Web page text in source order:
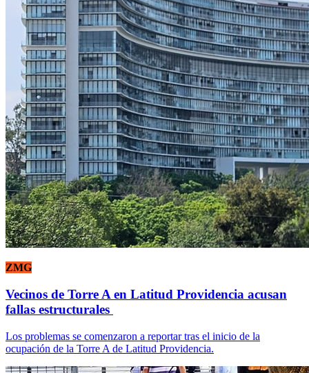
ZMG
Vecinos de Torre A en Latitud Providencia acusan
fallas estructurales
Los problemas se comenzaron a reportar tras el inicio de la
ocupación de la Torre A de Latitud Providencia.